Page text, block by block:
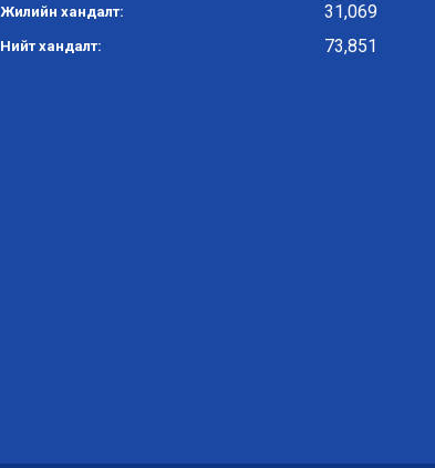
Жилийн хандалт: 31,069
Нийт хандалт: 73,851